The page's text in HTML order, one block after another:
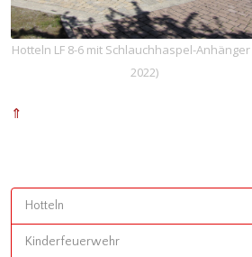
Hotteln LF 8-6 mit Schlauchhaspel-Anhänger
2022)
⇑
Hotteln
Kinderfeuerwehr